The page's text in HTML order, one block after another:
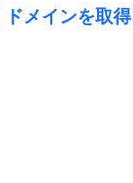
ドメインを取得